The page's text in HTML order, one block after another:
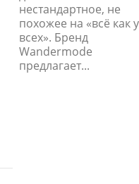
нестандартное, не
похожее на «всё как у
всех». Бренд
Wandermode
предлагает...